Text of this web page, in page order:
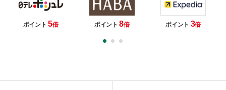
ポイント5倍 ポイント8倍 ポイント 3倍